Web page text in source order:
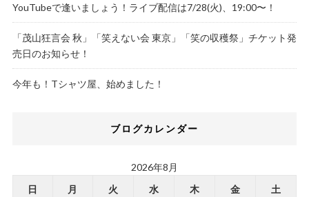
YouTubeで逢いましょう！ライブ配信は7/28(火)、19:00〜！
「茂山狂言会 秋」「笑えない会 東京」「笑の収穫祭」チケット発
売日のお知らせ！
今年も！Tシャツ屋、始めました！
ブログカレンダー
2026年8月
日
月 火 水 木 金 土